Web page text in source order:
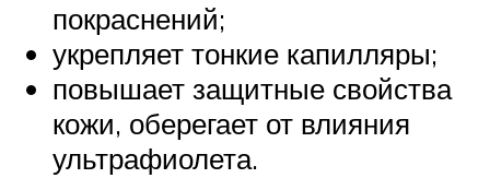
покраснений;
укрепляет тонкие капилляры;
повышает защитные свойства
кожи, оберегает от влияния
ультрафиолета.